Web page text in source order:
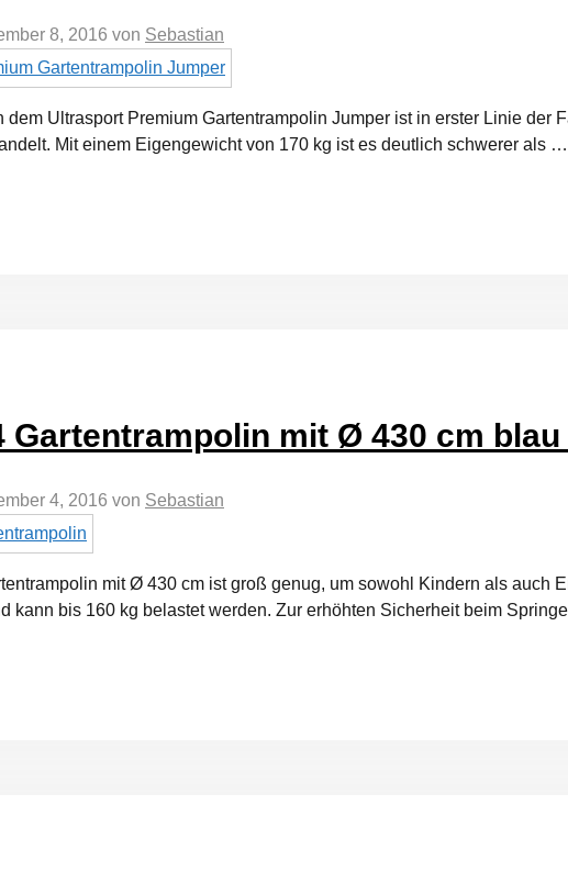
8, 2016 von Sebastian
dem Ultrasport Premium Gartentrampolin Jumper ist in erster Linie der
Mit einem Eigengewicht von 170 kg ist es deutlich schwerer als …
Gartentrampolin mit Ø 430 cm
4, 2016 von Sebastian
mit Ø 430 cm ist groß genug, um sowohl Kindern als auch
kann bis 160 kg belastet werden. Zur erhöhten Sicherheit beim